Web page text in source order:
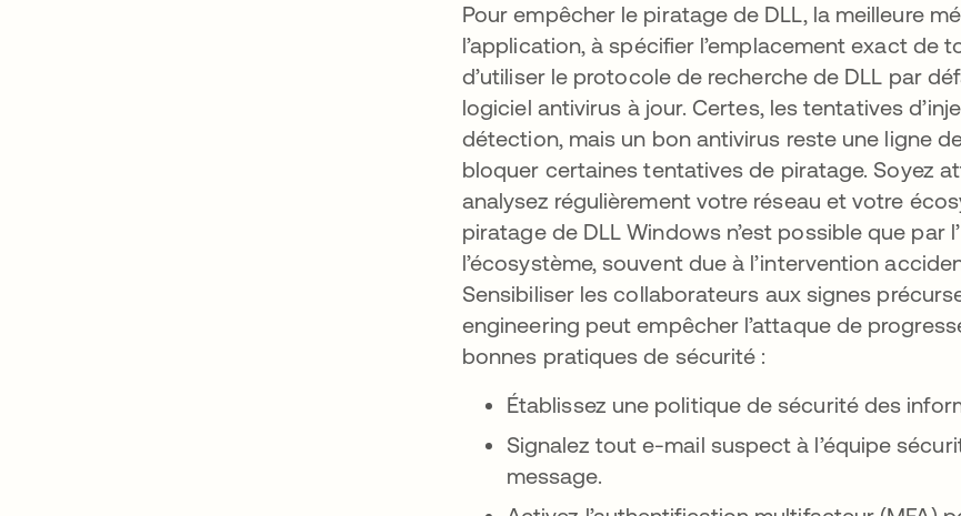
Pour empêcher le piratage de DLL, la meilleure
l’application, à spécifier l’emplacement exact de
d’utiliser le protocole de recherche de DLL par
logiciel antivirus à jour. Certes, les tentatives
détection, mais un bon antivirus reste une ligne
bloquer certaines tentatives de piratage. Soyez
analysez régulièrement votre réseau et votre
piratage de DLL Windows n’est possible que par
l’écosystème, souvent due à l’intervention
Sensibiliser les collaborateurs aux signes
engineering peut empêcher l’attaque de
bonnes pratiques de sécurité :
Établissez une politique de sécurité des
Signalez tout e-mail suspect à l’équipe
message.